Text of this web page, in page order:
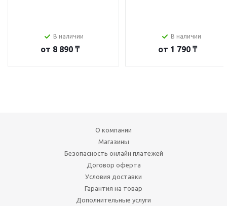
В наличии
от 8 890 ₸
В наличии
от 1 790 ₸
О компании
Магазины
Безопасность онлайн платежей
Договор оферта
Условия доставки
Гарантия на товар
Дополнительные услуги